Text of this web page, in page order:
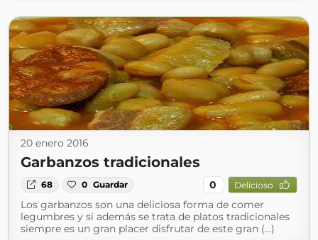
20 enero 2016
Garbanzos tradicionales
68 0 Guardar 0 Delicioso
Los garbanzos son una deliciosa forma de comer
legumbres y si además se trata de platos tradicionales
siempre es un gran placer disfrutar de este gran (...)